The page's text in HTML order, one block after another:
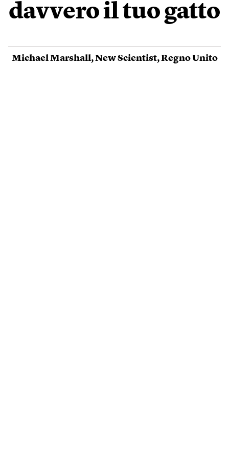
davvero il tuo gatto
Michael Marshall,New Scientist,Regno Unito